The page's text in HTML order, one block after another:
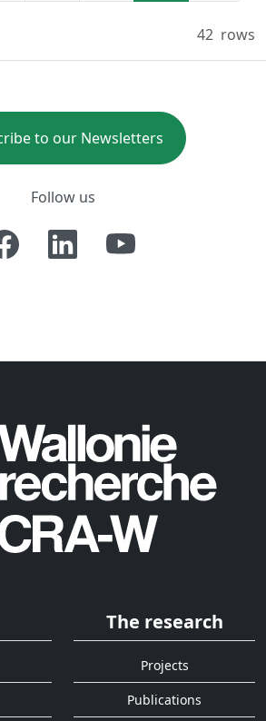
42 rows
to our Newsletters
Follow us
The research
Projects
Publications